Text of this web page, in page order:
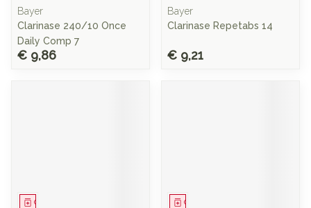
Bayer
Clarinase 240/10 Once
Daily Comp 7
€ 9,86
Bayer
Clarinase Repetabs 14
€ 9,21
Geneesmiddel Geneesmiddel